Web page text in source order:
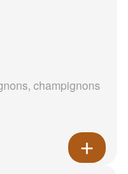
champignons